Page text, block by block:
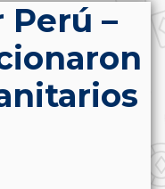
Perú –